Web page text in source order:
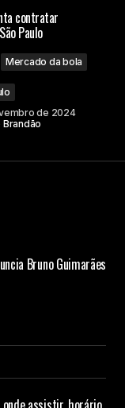
com*
contratar
Paulo
Mercado da bola
de 2024
Brandão
Bruno Guimarães